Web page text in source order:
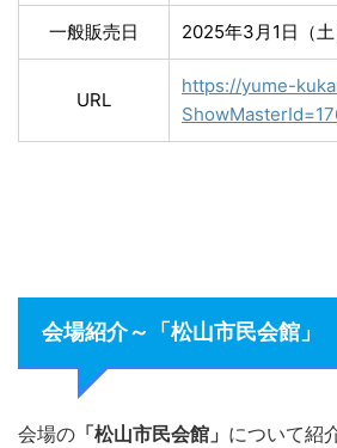
一般販売日 2025年3月1日（
URL
https://yume-
会場紹介～「松山市民会館」
会場の 「松山市民会館」 について紹